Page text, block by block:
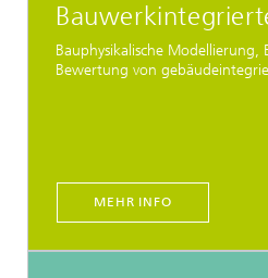
Bauphysikalische Modellierung,
Bewertung von
MEHR INFO